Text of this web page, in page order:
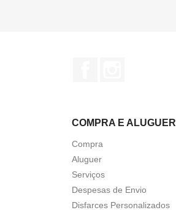
COMPRA E ALUGUER
Compra
Aluguer
Serviços
Despesas de Envio
Disfarces Personalizados